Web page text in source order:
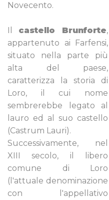
Novecento.
Il castello Brunforte,
appartenuto ai Farfensi,
situato nella parte più
alta del paese,
caratterizza la storia di
Loro, il cui nome
sembrerebbe legato al
lauro ed al suo castello
(Castrum Lauri).
Successivamente, nel
XIII secolo, il libero
comune di Loro
(l'attuale denominazione
con l'appellativo